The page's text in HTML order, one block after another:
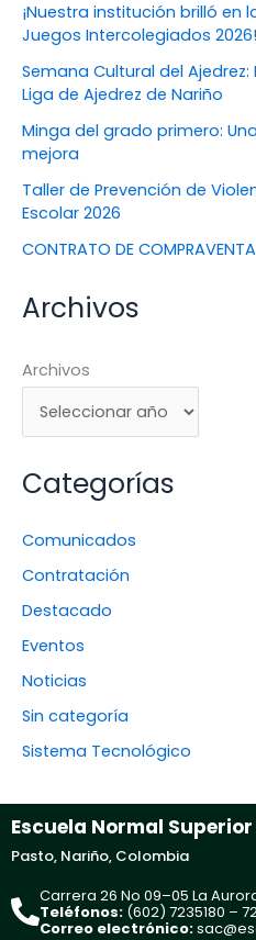
¡Nuestra institución brilló en
Juegos Intercolegiados 2026!
Semana Cultural del
Liga de Ajedrez de Nariño
Minga del grado primero:
mejora
Taller de Prevención de
Escolar 2026
CONTRATO DE COMPRAVENTA
Archivos
Archivos
Categorías
Comunicados
Contratación
Destacado
Eventos
Noticias
Sin categoría
Sistema Tecnológico
Escuela Normal
Pasto, Nariño, Colombia
Carrera 26 No 09–05 La
Teléfonos: (602) 7235180 –
Correo electrónico: